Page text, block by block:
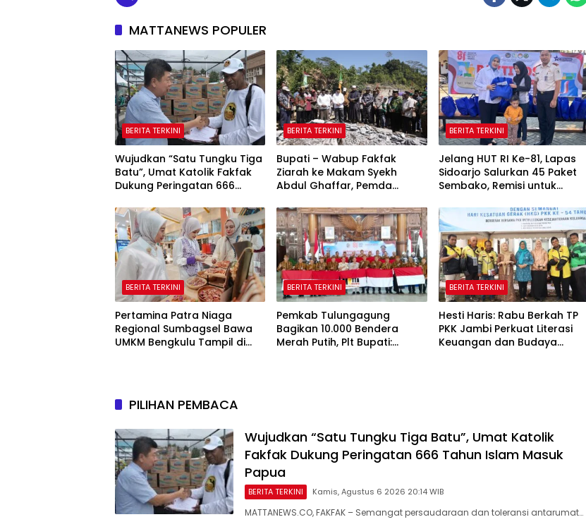
MATTANEWS POPULER
BERITA TERKINI
Wujudkan “Satu Tungku Tiga
Batu”, Umat Katolik Fakfak
Dukung Peringatan 666
BERITA TERKINI
Bupati – Wabup Fakfak
Ziarah ke Makam Syekh
Abdul Ghaffar, Pemda
Peringatan 666 Tahun Islam
Masuk Tanah Papua
BERITA TERKINI
Jelang HUT RI Ke-81, Lapas
Sidoarjo Salurkan 45 Paket
Sembako, Remisi untuk
BERITA TERKINI
Pertamina Patra Niaga
Regional Sumbagsel Bawa
UMKM Bengkulu Tampil di
BERITA TERKINI
Pemkab Tulungagung
Bagikan 10.000 Bendera
Merah Putih, Plt Bupati:
BERITA TERKINI
Hesti Haris: Rabu Berkah TP
PKK Jambi Perkuat Literasi
Keuangan dan Budaya
PILIHAN PEMBACA
Wujudkan “Satu Tungku Tiga Batu”, Umat Katolik
Fakfak Dukung Peringatan 666 Tahun Islam Masuk
Papua
BERITA TERKINI Kamis, Agustus 6 2026 20:14 WIB
MATTANEWS.CO, FAKFAK – Semangat persaudaraan dan toleransi antarumat…